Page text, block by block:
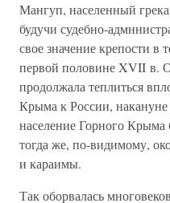
Мангуп, населенный
будучи судебно-
свое значение крепости в
первой половине XVII в.
продолжала теплиться
Крыма к России, накануне
население Горного Крыма
тогда же, по-видимому,
и караимы.
Так оборвалась